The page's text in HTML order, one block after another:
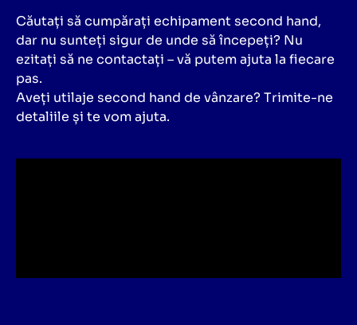
Căutați să cumpărați echipament second hand,
dar nu sunteți sigur de unde să începeți? Nu
ezitați să ne contactați – vă putem ajuta la fiecare
pas.
Aveți utilaje second hand de vânzare? Trimite-ne
detaliile și te vom ajuta.